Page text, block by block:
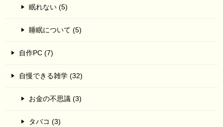
眠れない (5)
睡眠について (5)
自作PC (7)
自慢できる雑学 (32)
お金の不思議 (3)
タバコ (3)